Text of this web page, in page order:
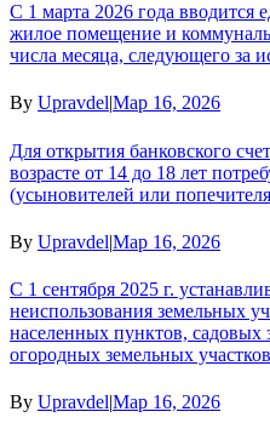
С 1 марта 2026 года вводится
жилое помещение и
числа месяца, следующего за
By Upravdel|Мар 16, 2026
Для открытия банковского
возрасте от 14 до 18 лет
(усыновителей или
By Upravdel|Мар 16, 2026
С 1 сентября 2025 г.
неиспользования земельных
населенных пунктов, садовых
огородных земельных участков
By Upravdel|Мар 16, 2026